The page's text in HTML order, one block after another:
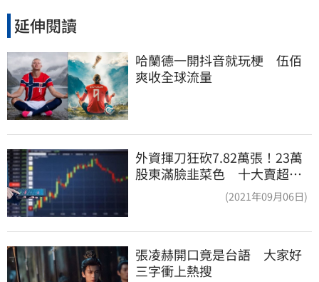
延伸閱讀
哈蘭德一開抖音就玩梗　伍佰
爽收全球流量
外資揮刀狂砍7.82萬張！23萬
股東滿臉韭菜色 十大賣超個
(2021年09月06日)
張凌赫開口竟是台語　大家好
三字衝上熱搜